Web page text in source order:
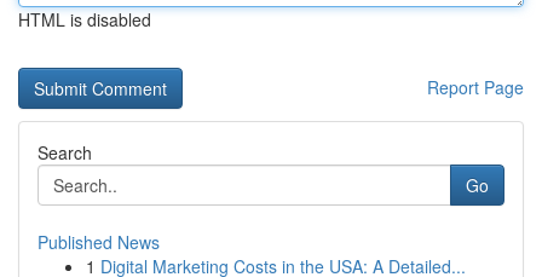
HTML is disabled
Report Page
Search
Go
Published News
1 Digital Marketing Costs in the USA: A Detailed...